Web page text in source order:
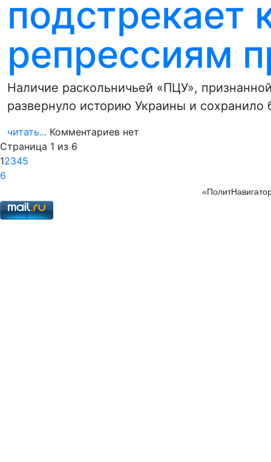
подстрекает
репрессиям
Наличие раскольничьей «ПЦУ»,
развернуло историю Украины и
читать... Комментариев нет
Страница 1 из 6
12345
6